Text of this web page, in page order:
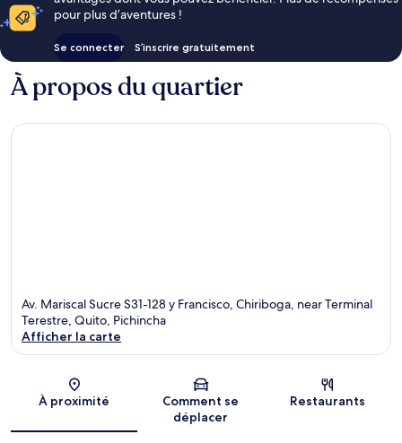
pour plus d’aventures !
Se connecter S’inscrire gratuitement
À propos du quartier
Av. Mariscal Sucre S31-128 y Francisco, Chiriboga, near Terminal
Terestre, Quito, Pichincha
Afficher la carte
À proximité
Comment se
déplacer
Restaurants